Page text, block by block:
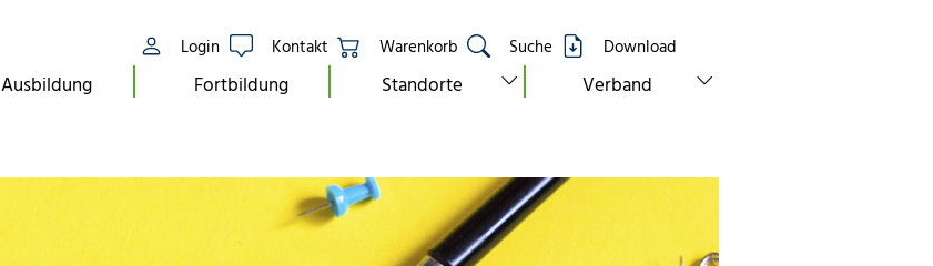
Login Kontakt Warenkorb Suche Download
Ausbildung Fortbildung Standorte show submenu for “standorte”
Verband show submenu for “verband”